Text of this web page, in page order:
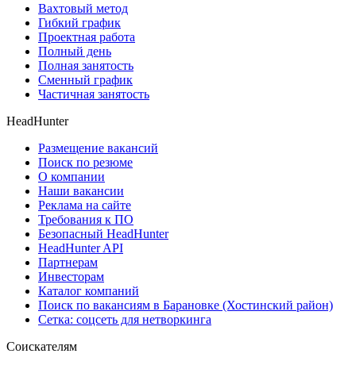
Вахтовый метод
Гибкий график
Проектная работа
Полный день
Полная занятость
Сменный график
Частичная занятость
HeadHunter
Размещение вакансий
Поиск по резюме
О компании
Наши вакансии
Реклама на сайте
Требования к ПО
Безопасный HeadHunter
HeadHunter API
Партнерам
Инвесторам
Каталог компаний
Поиск по вакансиям в Барановке (Хостинский район)
Сетка: соцсеть для нетворкинга
Соискателям